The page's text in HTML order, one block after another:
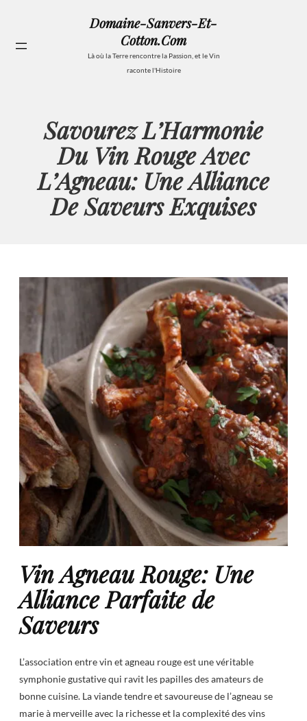
contenu
Domaine-Sanvers-Et-
Cotton.com
Là où la Terre rencontre la Passion, et le Vin
raconte l'Histoire
Savourez L’Harmonie
Du Vin Rouge Avec
L’Agneau: Une Alliance
De Saveurs Exquises
Vin Agneau Rouge: Une
Alliance Parfaite de
Saveurs
L’association entre vin et agneau rouge est une véritable
symphonie gustative qui ravit les papilles des amateurs de
bonne cuisine. La viande tendre et savoureuse de l’agneau se
marie à merveille avec la richesse et la complexité des vins